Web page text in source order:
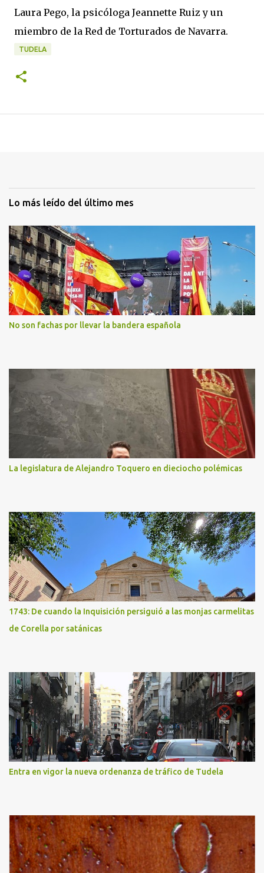
Laura Pego, la psicóloga Jeannette Ruiz y un
miembro de la Red de Torturados de Navarra.
TUDELA
Lo más leído del último mes
No son fachas por llevar la bandera española
La legislatura de Alejandro Toquero en dieciocho polémicas
1743: De cuando la Inquisición persiguió a las monjas carmelitas
de Corella por satánicas
Entra en vigor la nueva ordenanza de tráfico de Tudela